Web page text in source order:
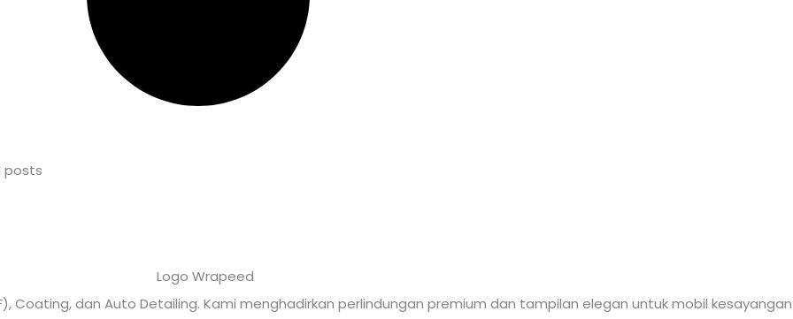
posts
Coating, dan Auto Detailing. Kami menghadirkan perlindungan premium dan tampilan elegan untuk mobil kesayangan